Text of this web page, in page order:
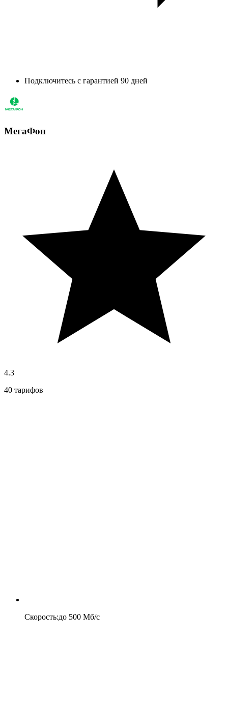
Подключитесь с гарантией 90 дней
МегаФон
4.3
40 тарифов
Скорость:до 500 Мб/c